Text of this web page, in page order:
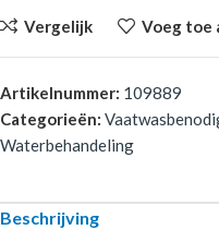
Vergelijk Voeg toe
Artikelnummer: 109889
Categorieën:
Waterbehandeling
Beschrijving